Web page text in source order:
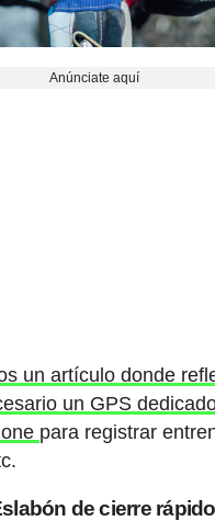
Anúnciate aquí
un artículo donde
un GPS
para registrar
de cierre rápido